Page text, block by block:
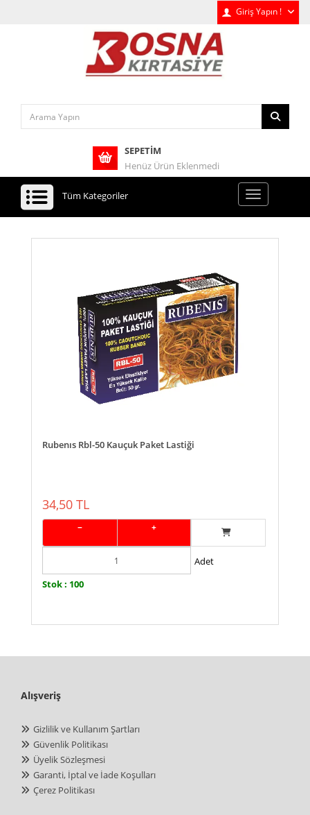
Giriş Yapın !
SEPETIM
Henüz Ürün Eklenmedi
Tüm Kategoriler
Rubenıs Rbl-50 Kauçuk Paket Lastiği
34,50 TL
− +
Adet
Stok : 100
Alışveriş
Gizlilik ve Kullanım Şartları
Güvenlik Politikası
Üyelik Sözleşmesi
Garanti, İptal ve İade Koşulları
Çerez Politikası